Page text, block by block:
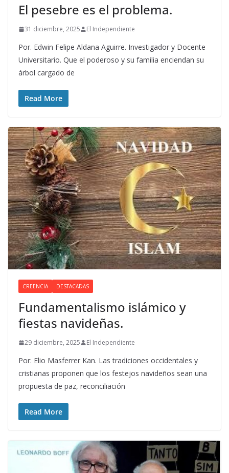
El pesebre es el problema.
31 diciembre, 2025 El Independiente
Por. Edwin Felipe Aldana Aguirre. Investigador y Docente
Universitario. Que el poderoso y su familia enciendan su
árbol cargado de
Read More
CREENCIA DESTACADAS
Fundamentalismo islámico y
fiestas navideñas.
29 diciembre, 2025 El Independiente
Por: Elio Masferrer Kan. Las tradiciones occidentales y
cristianas proponen que los festejos navideños sean una
propuesta de paz, reconciliación
Read More